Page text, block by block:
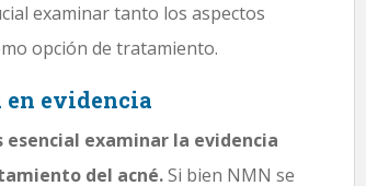
examinar tanto los aspectos
opción de tratamiento.
en evidencia
examinar la evidencia
del acné.Si bien NMN se